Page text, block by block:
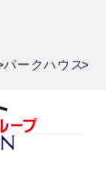
パークハウス